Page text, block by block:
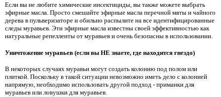
Если вы не любите химические инсектициды, вы также можете выбрать
эфирные масла. Просто смешайте эфирные масла перечной мяты и чайного
дерева в пульверизаторе и обильно распылите на все идентифицированные
следы муравьев. Эти эфирные масла известны своей эффективностью как
натуральные репелленты от муравьев и очень безопасны в использовании.
Уничтожение муравьев (если вы НЕ знаете, где находится гнездо)
В некоторых случаях муравьи могут создать колонию под полом или
плиткой. Поскольку в такой ситуации невозможно иметь дело с колонией
напрямую, необходимо использовать другой подход - приманки для
муравьев или ловушки для муравьев.